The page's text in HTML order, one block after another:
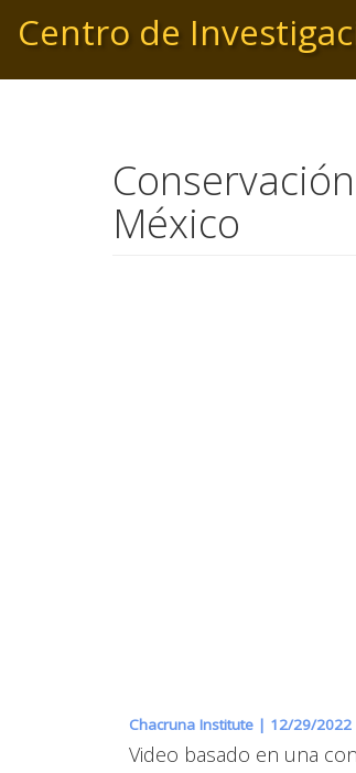
contenido
principal
Centro de
México
Chacruna Institute | 12/29/2022
Video basado en una